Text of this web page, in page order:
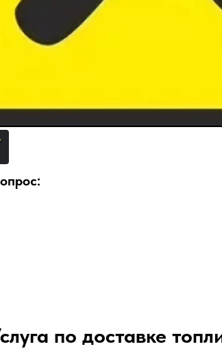
по доставке